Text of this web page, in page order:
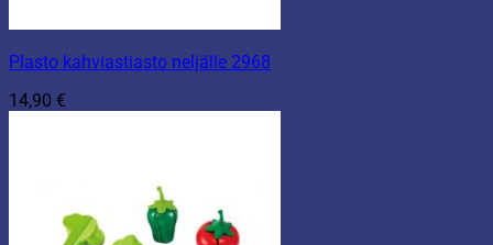
Plasto kahviastiasto neljälle 2968
14,90 €